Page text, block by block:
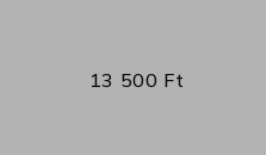
13 500 Ft